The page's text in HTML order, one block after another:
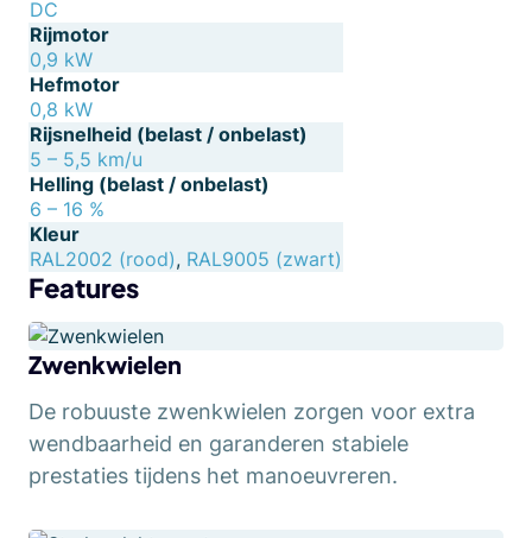
DC
Rijmotor
0,9 kW
Hefmotor
0,8 kW
Rijsnelheid (belast / onbelast)
5 – 5,5 km/u
Helling (belast / onbelast)
6 – 16 %
Kleur
RAL2002 (rood), RAL9005 (zwart)
Features
Zwenkwielen
De robuuste zwenkwielen zorgen voor extra
wendbaarheid en garanderen stabiele
prestaties tijdens het manoeuvreren.